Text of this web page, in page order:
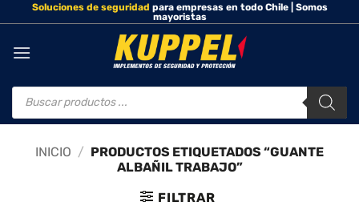
Saltar
al
contenido
Soluciones de seguridad para empresas en todo Chile | Somos
mayoristas
Búsqueda
INICIO / PRODUCTOS ETIQUETADOS “GUANTE
ALBAÑIL TRABAJO”
FILTRAR